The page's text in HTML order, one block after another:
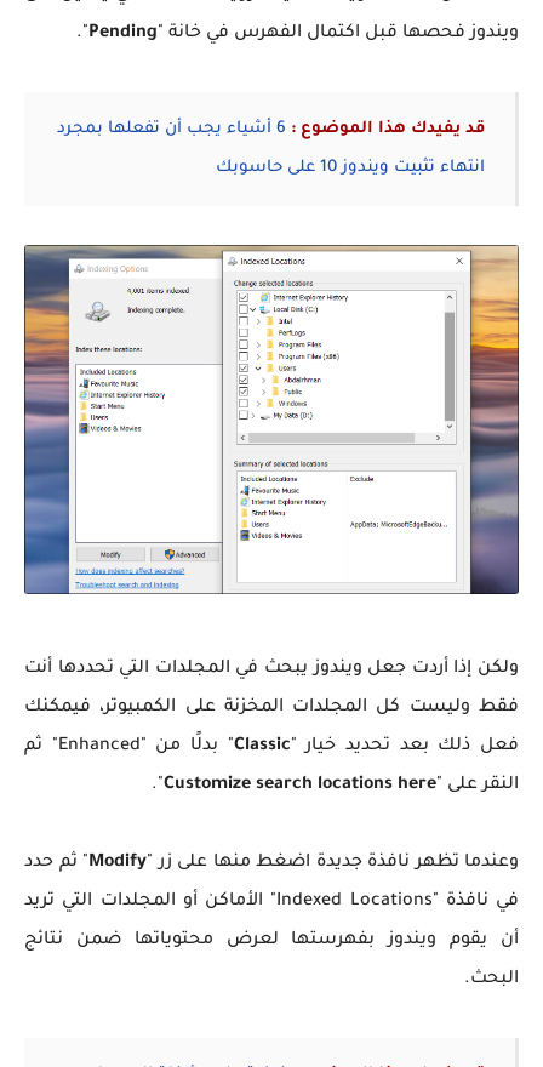
ويندوز فحصها قبل اكتمال الفهرس في خانة "Pending
".
قد يفيدك هذا الموضوع : 6 أشياء يجب أن تفعلها بمجرد
انتهاء تثبيت ويندوز 10 على حاسوبك
ولكن إذا أردت جعل ويندوز يبحث في المجلدات التي تحددها أنت
فقط وليست كل المجلدات المخزنة على الكمبيوتر، فيمكنك
فعل ذلك بعد تحديد خيار "Classic
" بدلًا من "Enhanced" ثم
النقر على "Customize search locations here
".
وعندما تظهر نافذة جديدة اضغط منها على زر "Modify" ثم حدد
في نافذة "Indexed Locations" الأماكن أو المجلدات التي تريد
أن يقوم ويندوز بفهرستها لعرض محتوياتها ضمن نتائج
البحث.